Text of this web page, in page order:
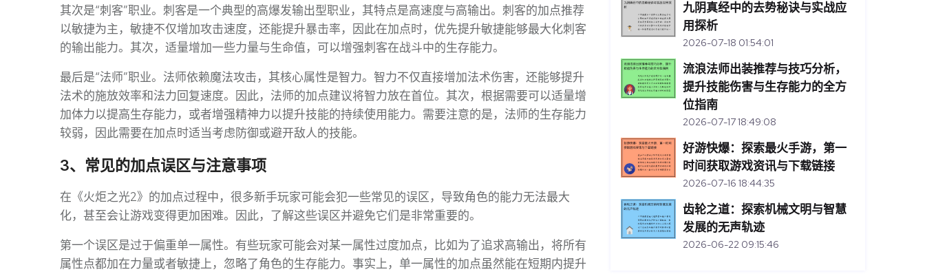
其次是“刺客”职业。刺客是一个典型的高爆发输出型职业，其特点是高速度与高输出。刺客的加点推荐
以敏捷为主，敏捷不仅增加攻击速度，还能提升暴击率，因此在加点时，优先提升敏捷能够最大化刺客
的输出能力。其次，适量增加一些力量与生命值，可以增强刺客在战斗中的生存能力。
最后是“法师”职业。法师依赖魔法攻击，其核心属性是智力。智力不仅直接增加法术伤害，还能够提升
法术的施放效率和法力回复速度。因此，法师的加点建议将智力放在首位。其次，根据需要可以适量增
加体力以提高生存能力，或者增强精神力以提升技能的持续使用能力。需要注意的是，法师的生存能力
较弱，因此需要在加点时适当考虑防御或避开敌人的技能。
3、常见的加点误区与注意事项
在《火炬之光2》的加点过程中，很多新手玩家可能会犯一些常见的误区，导致角色的能力无法最大
化，甚至会让游戏变得更加困难。因此，了解这些误区并避免它们是非常重要的。
第一个误区是过于偏重单一属性。有些玩家可能会对某一属性过度加点，比如为了追求高输出，将所有
属性点都加在力量或者敏捷上，忽略了角色的生存能力。事实上，单一属性的加点虽然能在短期内提升
九阴真经中的去势秘诀与实战应
用探析
2026-07-18 01:54:01
流浪法师出装推荐与技巧分析，
提升技能伤害与生存能力的全方
位指南
2026-07-17 18:49:08
好游快爆：探索最火手游，第一
时间获取游戏资讯与下载链接
2026-07-16 18:44:35
齿轮之道：探索机械文明与智慧
发展的无声轨迹
2026-06-22 09:15:46